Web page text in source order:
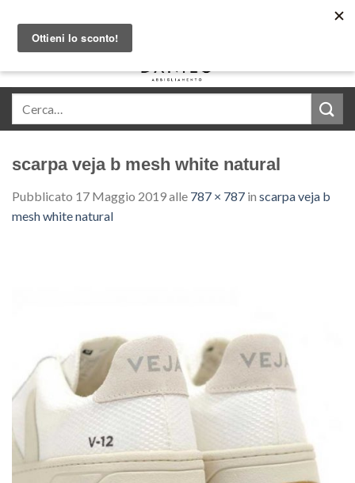
content
scarpa veja b mesh white natural
Pubblicato 17 Maggio 2019alle 787 × 787 in scarpa veja b
mesh white natural